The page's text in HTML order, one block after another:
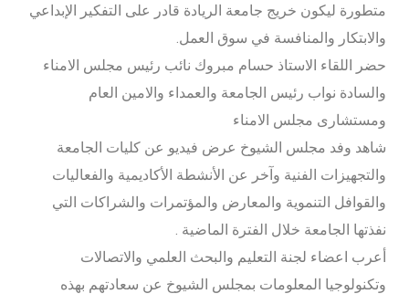
متطورة ليكون خريج جامعة الريادة قادر على التفكير الإبداعي
والابتكار والمنافسة في سوق العمل.
حضر اللقاء الاستاذ حسام مبروك نائب رئيس مجلس الامناء
والسادة نواب رئيس الجامعة والعمداء والامين العام
ومستشارى مجلس الامناء
شاهد وفد مجلس الشيوخ عرض فيديو عن كليات الجامعة
والتجهيزات الفنية وآخر عن الأنشطة الأكاديمية والفعاليات
والقوافل التنموية والمعارض والمؤتمرات والشراكات التي
نفذتها الجامعة خلال الفترة الماضية .
أعرب اعضاء لجنة التعليم والبحث العلمي والاتصالات
وتكنولوجيا المعلومات بمجلس الشيوخ عن سعادتهم بهذه